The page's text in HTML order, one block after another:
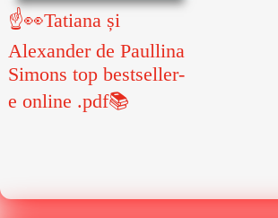
☝👀Tatiana și
Alexander de Paullina
Simons top bestseller-
e online .pdf📚